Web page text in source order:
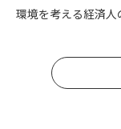
環境を考える経済人